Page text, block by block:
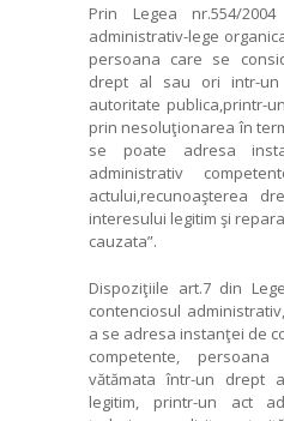
Prin Legea nr.554/
administrativ-lege
persoana care se
drept al sau ori intr-
autoritate publica,printr-
prin nesoluţionarea în
se poate adresa
administrativ
actului,recunoaşterea
interesului legitim şi
cauzata”.
Dispoziţiile art.7 din
contenciosul
a se adresa instanţei de
competente,
vătămata într-un drept
legitim, printr-un act